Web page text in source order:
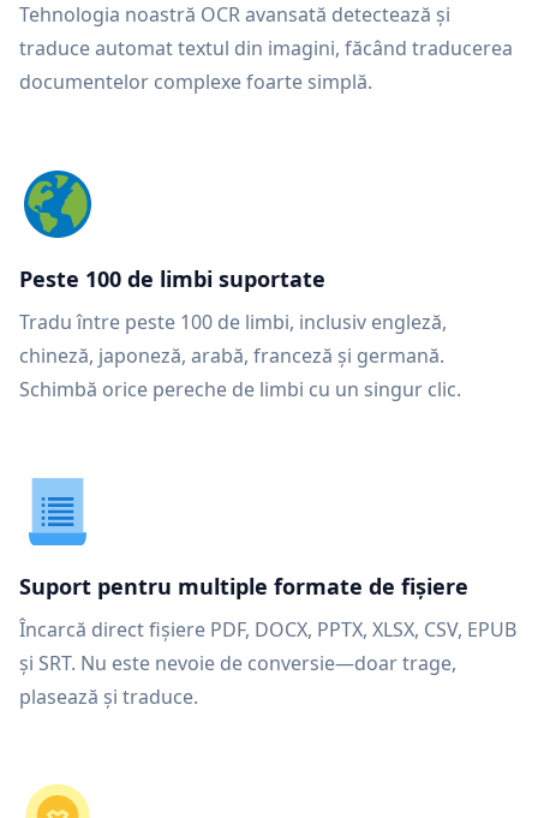
Tehnologia noastră OCR avansată detectează și
traduce automat textul din imagini, făcând traducerea
documentelor complexe foarte simplă.
Peste 100 de limbi suportate
Tradu între peste 100 de limbi, inclusiv engleză,
chineză, japoneză, arabă, franceză și germană.
Schimbă orice pereche de limbi cu un singur clic.
Suport pentru multiple formate de fișiere
Încarcă direct fișiere PDF, DOCX, PPTX, XLSX, CSV, EPUB
și SRT. Nu este nevoie de conversie—doar trage,
plasează și traduce.